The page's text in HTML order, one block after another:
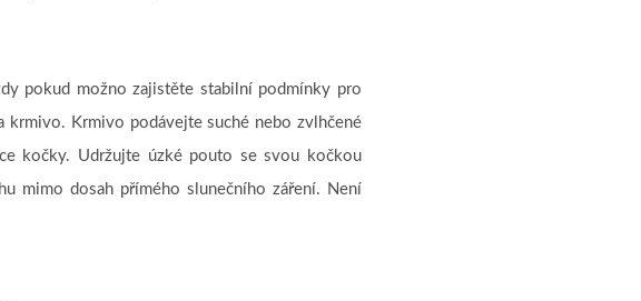
pokud možno zajistěte stabilní podmínky pro
krmivo. Krmivo podávejte suché nebo zvlhčené
kočky. Udržujte úzké pouto se svou kočkou
mimo dosah přímého slunečního záření. Není